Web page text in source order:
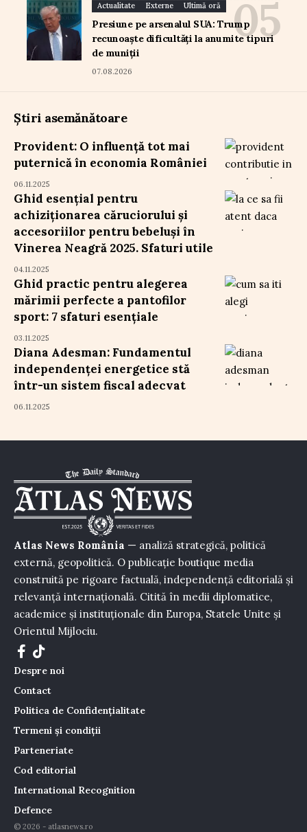
Actualitate Externe Ultimă oră
Presiune pe arsenalul SUA: Trump
recunoaște dificultăți la anumite tipuri
de muniții
07.08.2026
Știri asemănătoare
Provident: O influență tot mai
puternică în economia României
06.11.2025
Ghid esențial pentru
achiziționarea căruciorului și
accesoriilor pentru bebeluși în
Vinerea Neagră 2025. Sfaturi utile
04.11.2025
Ghid practic pentru alegerea
mărimii perfecte a pantofilor
sport: 7 sfaturi esențiale
03.11.2025
Diana Adesman: Fundamentul
independenței energetice stă
într-un sistem fiscal adecvat
06.11.2025
Atlas News România — analiză strategică, politică
externă, geopolitică. O publicație boutique media
construită pe rigoare factuală, independență editorială și
relevanță internațională. Citită în medii diplomatice,
academice și instituționale din Europa, Statele Unite și
Orientul Mijlociu.
Despre noi
Contact
Politica de Confidențialitate
Termeni și condiții
Parteneriate
Cod editorial
International Recognition
Defence
© 2026 - atlasnews.ro